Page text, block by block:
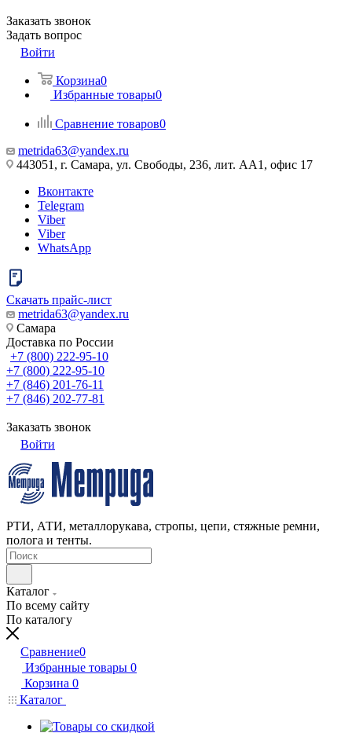
Заказать звонок
Задать вопрос
Войти
Корзина0
Избранные товары0
Сравнение товаров0
metrida63@yandex.ru
443051, г. Самара, ул. Свободы, 236, лит. АА1, офис 17
Вконтакте
Telegram
Viber
Viber
WhatsApp
Скачать прайс-лист
metrida63@yandex.ru
Самара
Доставка по России
+7 (800) 222-95-10
+7 (800) 222-95-10
+7 (846) 201-76-11
+7 (846) 202-77-81
Заказать звонок
Войти
РТИ, АТИ, металлорукава, стропы, цепи, стяжные ремни,
полога и тенты.
Каталог
По всему сайту
По каталогу
Сравнение0
Избранные товары 0
Корзина 0
Каталог